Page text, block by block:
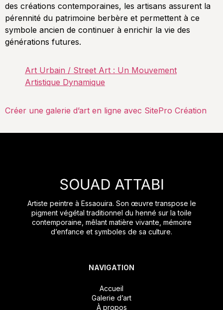
des créations contemporaines, les artisans assurent la
pérennité du patrimoine berbère et permettent à ce
symbole ancien de continuer à enrichir la vie des
générations futures.
Art Urbain / Street Art : Un Mouvement
Artistique Dynamique
Créer une galerie d’art en ligne avec SitePro Création
Artiste peintre à Essaouira. Son œuvre transpose le
pigment végétal traditionnel du henné sur la toile
contemporaine, mêlant matière vivante, mémoire
d’enfance et symboles de sa culture.
NAVIGATION
Accueil
Galerie d’art
À propos